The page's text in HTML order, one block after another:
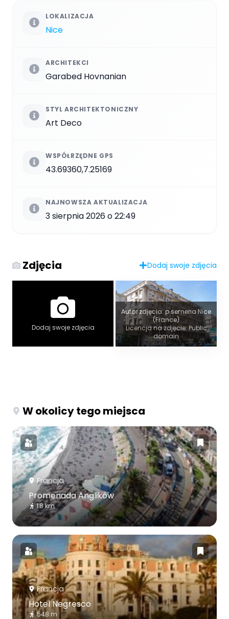
LOKALIZACJA
Nice
ARCHITEKCI
Garabed Hovnanian
STYL ARCHITEKTONICZNY
Art Deco
WSPÓŁRZĘDNE GPS
43.69360,7.25169
NAJNOWSZA AKTUALIZACJA
3 sierpnia 2026 o 22:49
Zdjęcia Dodaj swoje zdjęcia
Dodaj swoje zdjęcia
Autor zdjęcia: p.semeria Nice
(France)
Licencja na zdjęcie: Public
domain
W okolicy tego miejsca
Francja
Promenada Anglików
1.8 km
Francja
Hotel Negresco
548 m